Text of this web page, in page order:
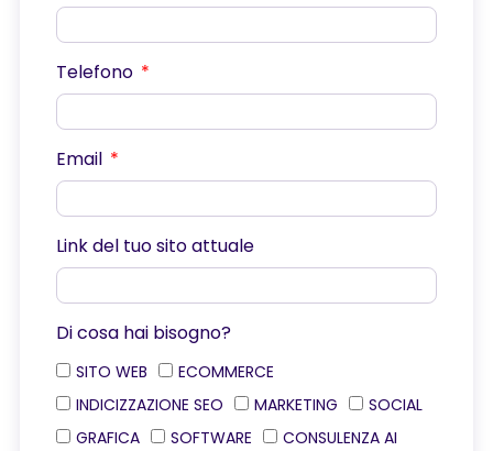
Telefono
Email
Link del tuo sito attuale
Di cosa hai bisogno?
SITO WEB
ECOMMERCE
INDICIZZAZIONE SEO
MARKETING
SOCIAL
GRAFICA
SOFTWARE CONSULENZA AI